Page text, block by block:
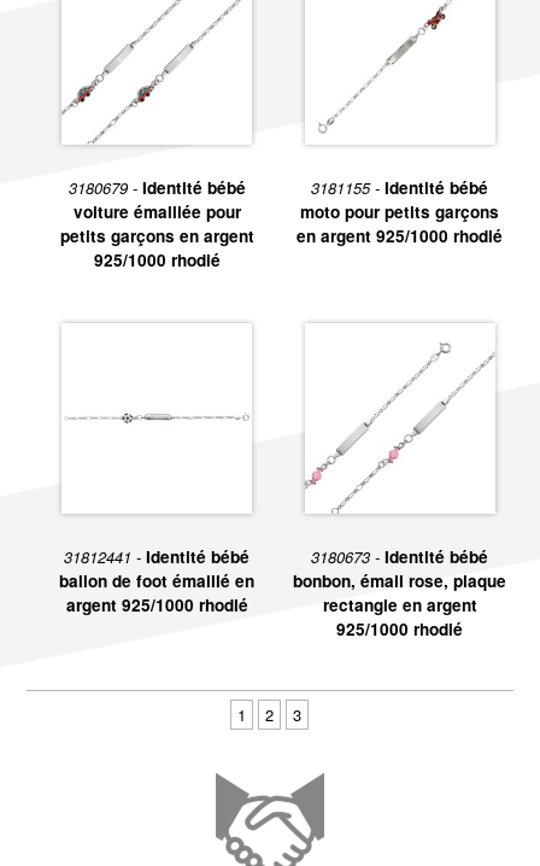
3180679 - Identité bébé
voiture émaillée pour
petits garçons en argent
925/1000 rhodié
3181155 -Identité bébé
moto pour petits garçons
en argent 925/1000 rhodié
31812441 -Identité bébé
ballon de foot émaillé en
argent 925/1000 rhodié
3180673 -Identité bébé
bonbon, émail rose, plaque
rectangle en argent
925/1000 rhodié
1 2 3